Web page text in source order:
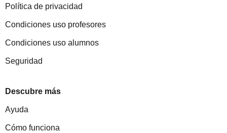
Política de privacidad
Condiciones uso profesores
Condiciones uso alumnos
Seguridad
Descubre más
Ayuda
Cómo funciona